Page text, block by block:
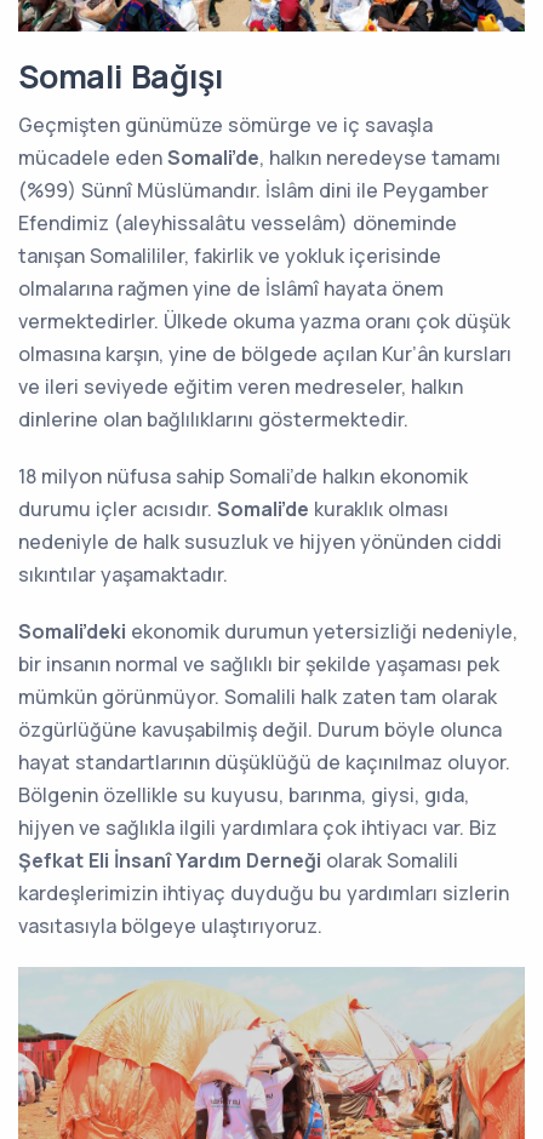
Somali Bağışı
Geçmişten günümüze sömürge ve iç savaşla
mücadele edenSomali’de, halkın neredeyse tamamı
(%99) Sünnî Müslümandır. İslâm dini ile Peygamber
Efendimiz (aleyhissalâtu vesselâm) döneminde
tanışan Somalililer, fakirlik ve yokluk içerisinde
olmalarına rağmen yine de İslâmî hayata önem
vermektedirler. Ülkede okuma yazma oranı çok düşük
olmasına karşın, yine de bölgede açılan Kur’ân kursları
ve ileri seviyede eğitim veren medreseler, halkın
dinlerine olan bağlılıklarını göstermektedir.
18 milyon nüfusa sahip Somali’de halkın ekonomik
durumu içler acısıdır. Somali’de kuraklık olması
nedeniyle de halk susuzluk ve hijyen yönünden ciddi
sıkıntılar yaşamaktadır.
Somali’deki ekonomik durumun yetersizliği nedeniyle,
bir insanın normal ve sağlıklı bir şekilde yaşaması pek
mümkün görünmüyor. Somalili halk zaten tam olarak
özgürlüğüne kavuşabilmiş değil. Durum böyle olunca
hayat standartlarının düşüklüğü de kaçınılmaz oluyor.
Bölgenin özellikle su kuyusu, barınma, giysi, gıda,
hijyen ve sağlıkla ilgili yardımlara çok ihtiyacı var. Biz
Şefkat Eli İnsanî Yardım Derneği olarak Somalili
kardeşlerimizin ihtiyaç duyduğu bu yardımları sizlerin
vasıtasıyla bölgeye ulaştırıyoruz.